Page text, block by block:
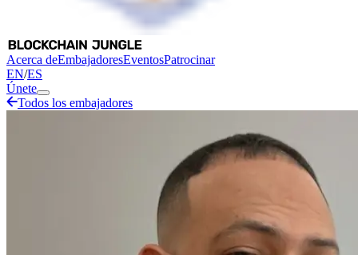
Acerca deEmbajadoresEventosPatrocinar
EN/ES
Únete
Todos los embajadores